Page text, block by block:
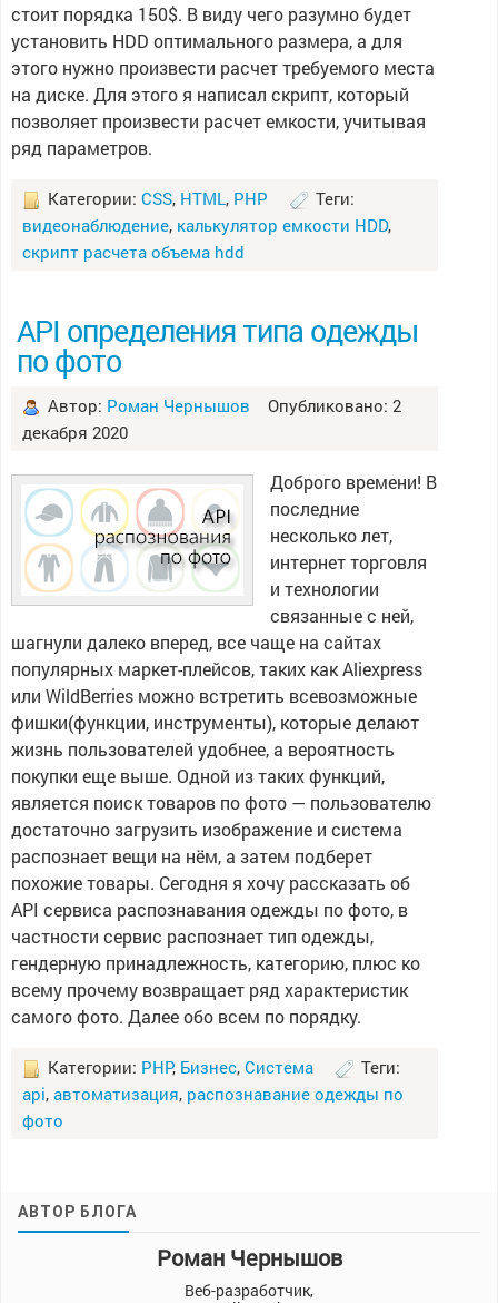
стоит порядка 150$. В виду чего разумно будет
установить HDD оптимального размера, а для
этого нужно произвести расчет требуемого места
на диске. Для этого я написал скрипт, который
позволяет произвести расчет емкости, учитывая
ряд параметров.
Категории: CSS, HTML, PHP
Теги:
видеонаблюдение, калькулятор емкости HDD,
скрипт расчета объема hdd
API определения типа одежды
по фото
Автор: Роман Чернышов Опубликовано: 2
декабря 2020
Доброго времени! В
последние
несколько лет,
интернет торговля
и технологии
связанные с ней,
шагнули далеко вперед, все чаще на сайтах
популярных маркет-плейсов, таких как Aliexpress
или WildBerries можно встретить всевозможные
фишки(функции, инструменты), которые делают
жизнь пользователей удобнее, а вероятность
покупки еще выше. Одной из таких функций,
является поиск товаров по фото — пользователю
достаточно загрузить изображение и система
распознает вещи на нём, а затем подберет
похожие товары. Сегодня я хочу рассказать об
API сервиса распознавания одежды по фото, в
частности сервис распознает тип одежды,
гендерную принадлежность, категорию, плюс ко
всему прочему возвращает ряд характеристик
самого фото. Далее обо всем по порядку.
Категории: PHP, Бизнес, Система
Теги:
api, автоматизация, распознавание одежды по
фото
АВТОР БЛОГА
Роман Чернышов
Веб-разработчик,